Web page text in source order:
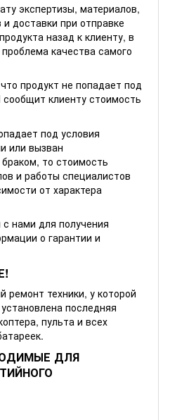
экспертизы, материалов,
доставки при отправке
назад к клиенту, в
качества самого
продукт не попадает под
сообщит клиенту стоимость
под условия
или вызван
то стоимость
и работы специалистов
от характера
нами для получения
о гарантии и
ремонт техники, у которой
последняя
пульта и всех
ДЛЯ